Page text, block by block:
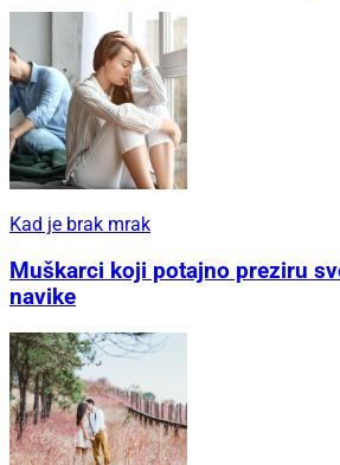
Kad je brak mrak
Muškarci koji potajno preziru
navike